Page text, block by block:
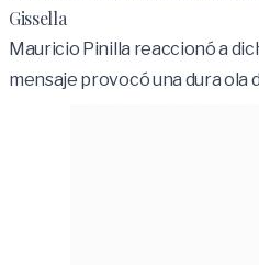
Gissella
Mauricio Pinilla reaccionó a
mensaje provocó una dura ola